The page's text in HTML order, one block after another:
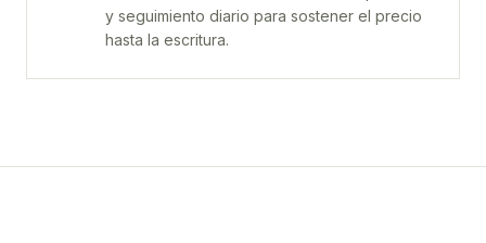
y seguimiento diario para sostener el precio
hasta la escritura.